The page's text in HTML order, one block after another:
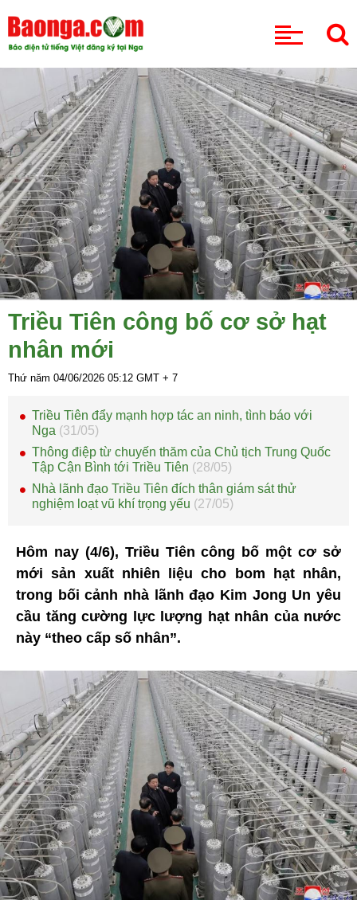
Triều Tiên công bố cơ sở hạt
nhân mới
Thứ năm 04/06/2026 05:12 GMT + 7
Triều Tiên đẩy mạnh hợp tác an ninh, tình báo với
Nga (31/05)
Thông điệp từ chuyến thăm của Chủ tịch Trung Quốc
Tập Cận Bình tới Triều Tiên (28/05)
Nhà lãnh đạo Triều Tiên đích thân giám sát thử
nghiệm loạt vũ khí trọng yếu (27/05)
Hôm nay (4/6), Triều Tiên công bố một cơ sở
mới sản xuất nhiên liệu cho bom hạt nhân,
trong bối cảnh nhà lãnh đạo Kim Jong Un yêu
cầu tăng cường lực lượng hạt nhân của nước
này “theo cấp số nhân”.